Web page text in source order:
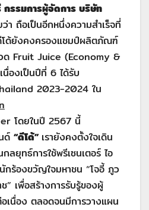
รรมการผู้จัดการ บริษัท
ว่า ถือเป็นอีกหนึ่งความสำเร็จที่
โด้ยังคงครองแชมป์ผลิตภัณฑ์
ด Fruit Juice (Economy &
องเป็นปีที่ 6 ได้รับ
2023-2024 ใน
โดยในปี 2567 นี้
ด์ “ดีโด้” เรายังคงตั้งใจเดิน
ลยุทธ์การใช้พรีเซนเตอร์ ไอ
ร้องขวัญใจมหาชน “โจอี้ ภูว
” เพื่อสร้างการรับรู้ของผู้
เนื่อง ตลอดจนมีการวางแผน